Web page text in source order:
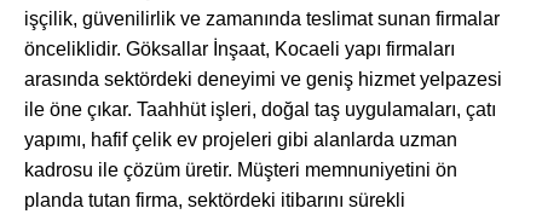
işçilik, güvenilirlik ve zamanında teslimat sunan firmalar
önceliklidir. Göksallar İnşaat, Kocaeli yapı firmaları
arasında sektördeki deneyimi ve geniş hizmet yelpazesi
ile öne çıkar. Taahhüt işleri, doğal taş uygulamaları, çatı
yapımı, hafif çelik ev projeleri gibi alanlarda uzman
kadrosu ile çözüm üretir. Müşteri memnuniyetini ön
planda tutan firma, sektördeki itibarını sürekli